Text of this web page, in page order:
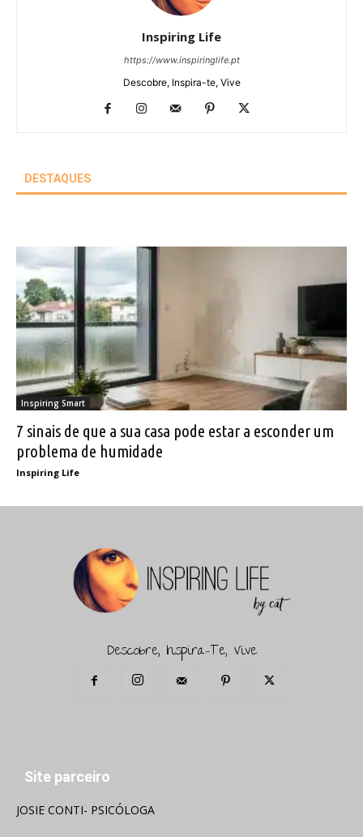
Inspiring Life
https://www.inspiringlife.pt
Descobre, Inspira-te, Vive
DESTAQUES
Inspiring Smart
7 sinais de que a sua casa pode estar a esconder um
problema de humidade
Inspiring Life
Descobre, Inspira-Te, Vive
Site parceiro
JOSIE CONTI- PSICÓLOGA